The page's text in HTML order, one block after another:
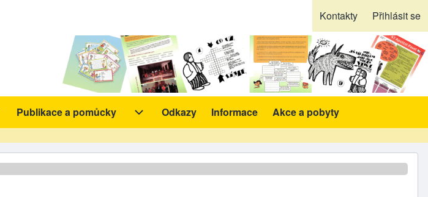
Kontakty Přihlásit se
Burza nápadů sub-navigation
Publikace a pomůcky
Publikace a pomůcky sub-navigation
Odkazy Informace Akce a pobyty